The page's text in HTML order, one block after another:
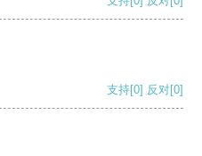
支持[0] 反对[0]